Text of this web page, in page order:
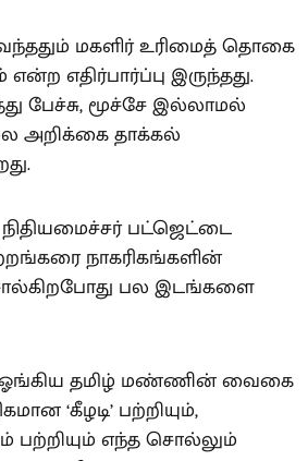
மகளிர் உரிமைத் தொகை
என்ற எதிர்பார்ப்பு இருந்தது.
பேச்சு, மூச்சே இல்லாமல்
அறிக்கை தாக்கல்
பட்ஜெட்டை
நாகரிகங்களின்
பல இடங்களை
தமிழ் மண்ணின் வைகை
‘கீழடி’ பற்றியும்,
பற்றியும் எந்த சொல்லும்